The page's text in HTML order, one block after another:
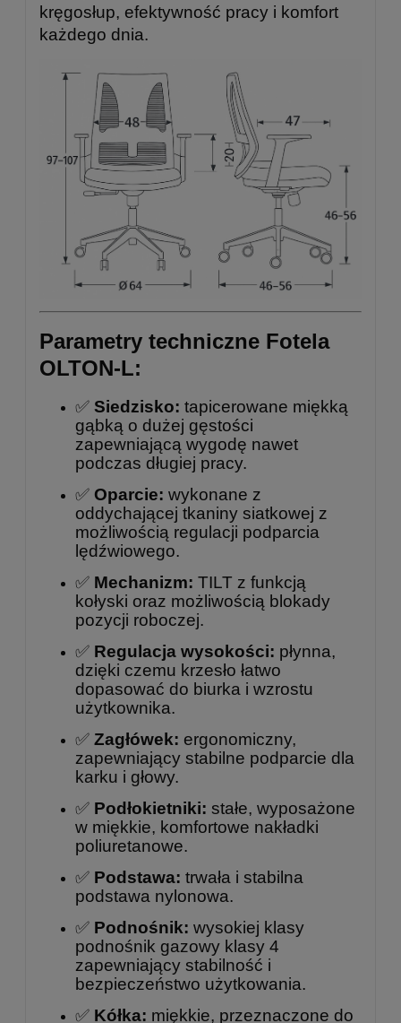
kręgosłup, efektywność pracy i komfort
każdego dnia.
Parametry techniczne Fotela
OLTON-L:
✅ Siedzisko: tapicerowane miękką
gąbką o dużej gęstości
zapewniającą wygodę nawet
podczas długiej pracy.
✅ Oparcie: wykonane z
oddychającej tkaniny siatkowej z
możliwością regulacji podparcia
lędźwiowego.
✅ Mechanizm: TILT z funkcją
kołyski oraz możliwością blokady
pozycji roboczej.
✅ Regulacja wysokości: płynna,
dzięki czemu krzesło łatwo
dopasować do biurka i wzrostu
użytkownika.
✅ Zagłówek: ergonomiczny,
zapewniający stabilne podparcie dla
karku i głowy.
✅ Podłokietniki: stałe, wyposażone
w miękkie, komfortowe nakładki
poliuretanowe.
✅ Podstawa: trwała i stabilna
podstawa nylonowa.
✅ Podnośnik: wysokiej klasy
podnośnik gazowy klasy 4
zapewniający stabilność i
bezpieczeństwo użytkowania.
✅ Kółka: miękkie, przeznaczone do